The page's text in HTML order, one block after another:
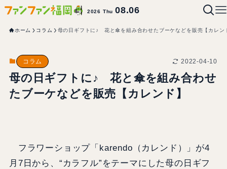
2026 Thu08.06
ホーム コラム 母の日ギフトに♪ 花と傘を組み合わせたブーケなどを販売【カレン
コラム 2022-04-10
母の日ギフトに♪ 花と傘を組み合わせ
たブーケなどを販売【カレンド】
フラワーショップ「karendo（カレンド）」が4
月7日から、“カラフル”をテーマにした母の日ギフ